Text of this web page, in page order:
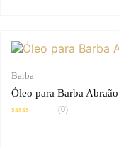
Barba
Óleo para Barba
(0)